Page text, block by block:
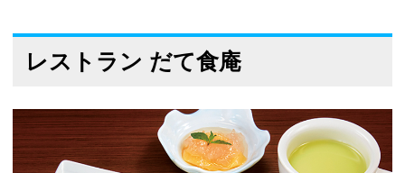
レストラン だて食庵